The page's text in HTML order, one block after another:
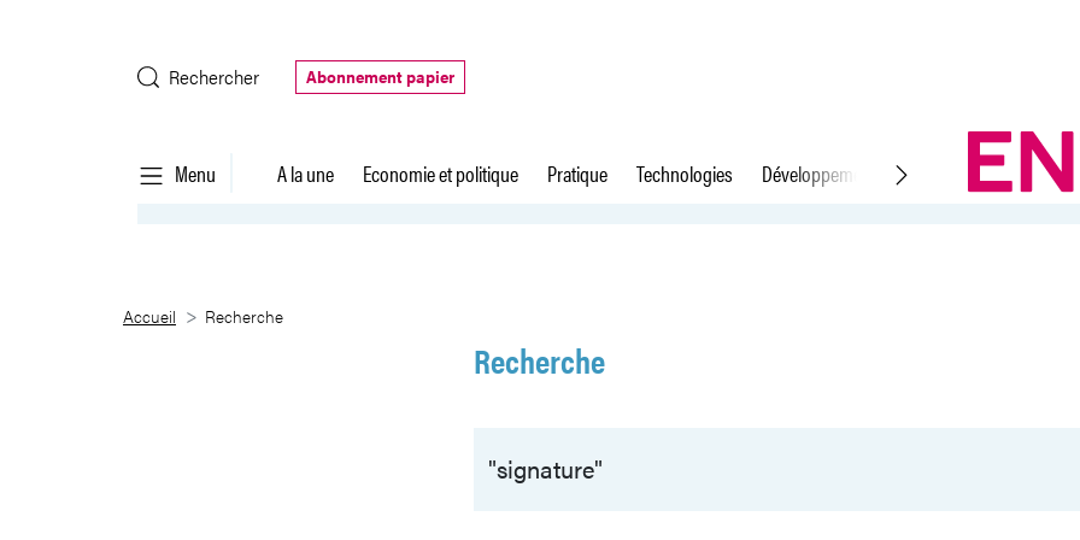
Rechercher
Abonnement papier
Menu A la une Economie et politique Pratique Technologies Développement durable Droit du travail
Recherche
Accueil Recherche
Recherche